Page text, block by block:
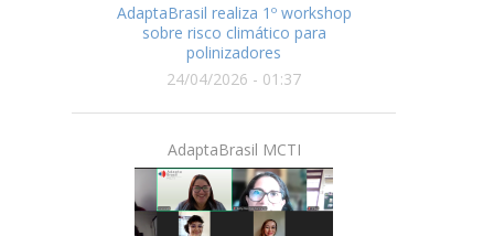
AdaptaBrasil realiza 1º workshop
sobre risco climático para
polinizadores
24/04/2026 - 01:37
AdaptaBrasil MCTI